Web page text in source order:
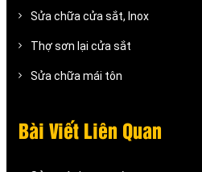
Sửa chữa cửa sắt, Inox
Thợ sơn lại cửa sắt
Sửa chữa mái tôn
Bài Viết Liên Quan